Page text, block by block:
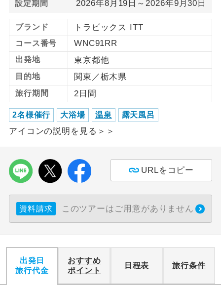
設定期間 2026年8月19日～2026年9月30日
ブランド トラピックス ITT
コース番号 WNC91RR
出発地 東京都他
目的地 関東／栃木県
旅行期間 2日間
2名様催行 大浴場 温泉 露天風呂
アイコンの説明を見る＞＞
URLをコピー
資料請求 このツアーはご用意がありません
出発日
旅行代金
おすすめ
ポイント
日程表 旅行条件
す。
女性限定
女性限定でご参加いただけるコースで
す。
年齢制限あり
ご参加にあたり年齢に制限があるコース
です。
航空会社指定
利用航空会社が指定なので、ご出発の計
画にとても便利です。
ホテル指定
ご紹介するホテルを指定したコースで
す。
ス2席利用
す。